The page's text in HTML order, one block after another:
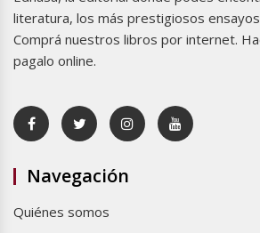
literatura, los más prestigiosos
Comprá nuestros libros por internet.
pagalo online.
Navegación
Quiénes somos